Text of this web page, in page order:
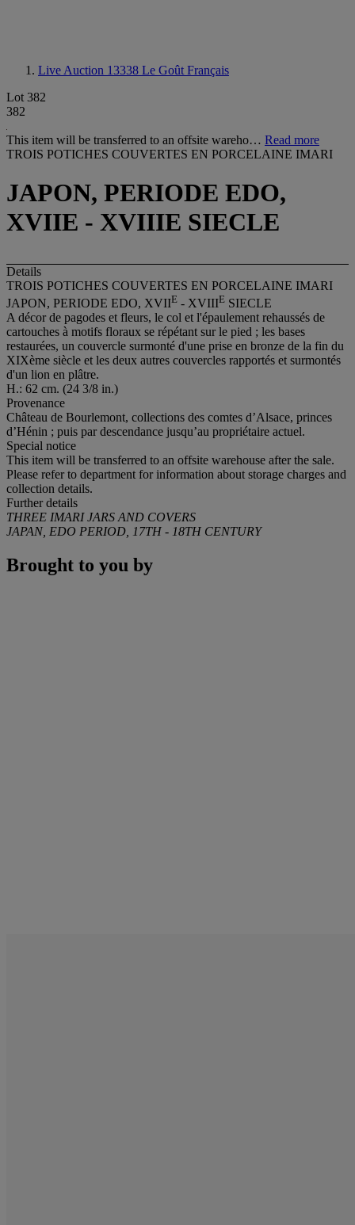
Live Auction 13338 Le Goût Français
Lot 382
382
This item will be transferred to an offsite wareho… Read more
TROIS POTICHES COUVERTES EN PORCELAINE IMARI
JAPON, PERIODE EDO,
XVIIE - XVIIIE SIECLE
Details
TROIS POTICHES COUVERTES EN PORCELAINE IMARI
JAPON, PERIODE EDO, XVIIE - XVIIIE SIECLE
A décor de pagodes et fleurs, le col et l'épaulement rehaussés de
cartouches à motifs floraux se répétant sur le pied ; les bases
restaurées, un couvercle surmonté d'une prise en bronze de la fin du
XIXème siècle et les deux autres couvercles rapportés et surmontés
d'un lion en plâtre.
H.: 62 cm. (24 3/8 in.)
Provenance
Château de Bourlemont, collections des comtes d’Alsace, princes
d’Hénin ; puis par descendance jusqu’au propriétaire actuel.
Special notice
This item will be transferred to an offsite warehouse after the sale.
Please refer to department for information about storage charges and
collection details.
Further details
THREE IMARI JARS AND COVERS
JAPAN, EDO PERIOD, 17TH - 18TH CENTURY
Brought to you by